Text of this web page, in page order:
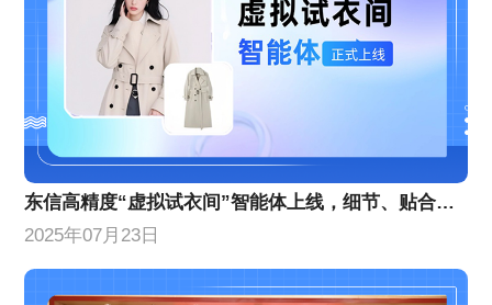
东信高精度“虚拟试衣间”智能体上线，细节、贴合度等AI换衣技术能力创新升级
2025年07月23日